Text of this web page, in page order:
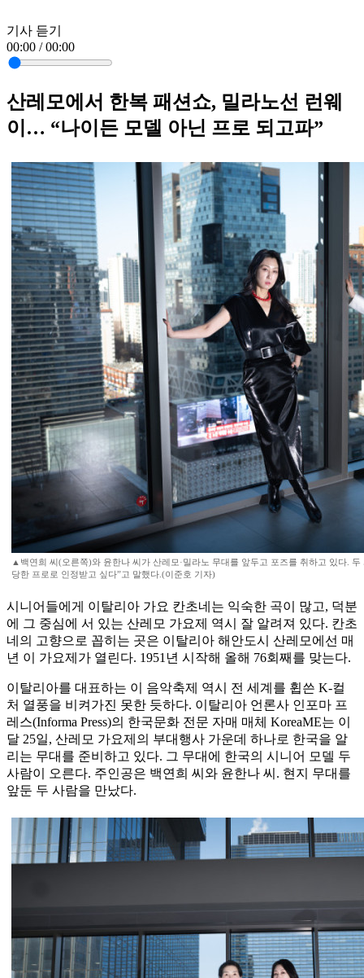
기사 듣기
00:00 / 00:00
산레모에서 한복 패션쇼, 밀라노선 런웨
이… “나이든 모델 아닌 프로 되고파”
▲백연희 씨(오른쪽)와 윤한나 씨가 산레모·밀라노 무대를 앞두고 포즈를 취하고 있다.
당한 프로로 인정받고 싶다”고 말했다.(이준호 기자)
시니어들에게 이탈리아 가요 칸초네는 익숙한 곡이 많고, 덕분
에 그 중심에 서 있는 산레모 가요제 역시 잘 알려져 있다. 칸초
네의 고향으로 꼽히는 곳은 이탈리아 해안도시 산레모에선 매
년 이 가요제가 열린다. 1951년 시작해 올해 76회째를 맞는다.
이탈리아를 대표하는 이 음악축제 역시 전 세계를 휩쓴 K-컬
처 열풍을 비켜가진 못한 듯하다. 이탈리아 언론사 인포마 프
레스(Informa Press)의 한국문화 전문 자매 매체 KoreaME는 이
달 25일, 산레모 가요제의 부대행사 가운데 하나로 한국을 알
리는 무대를 준비하고 있다. 그 무대에 한국의 시니어 모델 두
사람이 오른다. 주인공은 백연희 씨와 윤한나 씨. 현지 무대를
앞둔 두 사람을 만났다.